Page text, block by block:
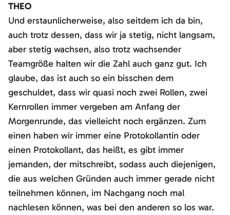
THEO
Und erstaunlicherweise, also seitdem ich da bin,
auch trotz dessen, dass wir ja stetig, nicht langsam,
aber stetig wachsen, also trotz wachsender
Teamgröße halten wir die Zahl auch ganz gut. Ich
glaube, das ist auch so ein bisschen dem
geschuldet, dass wir quasi noch zwei Rollen, zwei
Kernrollen immer vergeben am Anfang der
Morgenrunde, das vielleicht noch ergänzen. Zum
einen haben wir immer eine Protokollantin oder
einen Protokollant, das heißt, es gibt immer
jemanden, der mitschreibt, sodass auch diejenigen,
die aus welchen Gründen auch immer gerade nicht
teilnehmen können, im Nachgang noch mal
nachlesen können, was bei den anderen so los war.